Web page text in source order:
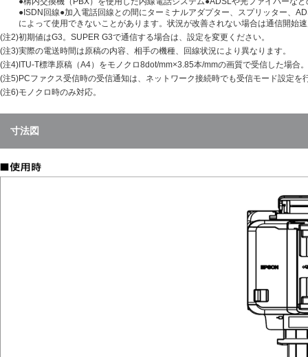
●ISDN回線●加入電話回線との間にターミナルアダプター、スプリッター、
によって使用できないことがあります。状況が改善されない場合は通信開始
(注2)初期値はG3。SUPER G3で通信する場合は、設定を変更ください。
(注3)実際の電送時間は原稿の内容、相手の機種、回線状況により異なります。
(注4) ITU-T標準原稿（A4）をモノクロ8dot/mm×3.85本/mmの画質で受信した場合。
(注5)PCファクス受信時の受信通知は、ネットワーク接続時でも受信モード設定を
(注6)モノクロ時のみ対応。
寸法図